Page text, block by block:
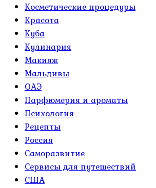
Косметические процедуры
Красота
Куба
Кулинария
Макияж
Мальдивы
ОАЭ
Парфюмерия и ароматы
Психология
Рецепты
Россия
Саморазвитие
Сервисы для путешествий
США